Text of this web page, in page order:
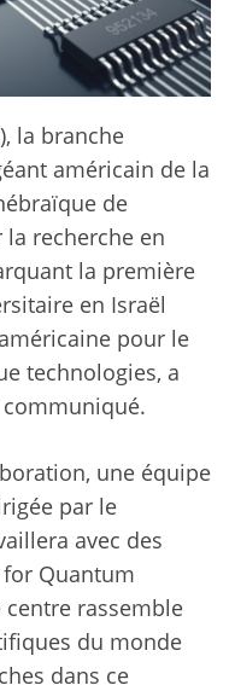
la branche
américain de la
de
recherche en
la première
en Israël
pour le
technologies, a
communiqué.
une équipe
par le
avec des
for Quantum
rassemble
du monde
dans ce